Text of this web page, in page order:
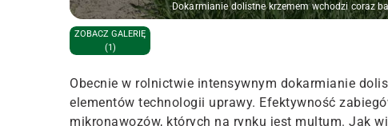
Dokarmianie dolistne krzemem wchodzi coraz
ZOBACZ GALERIĘ
(1)
Obecnie w rolnictwie intensywnym dokarmianie
elementów technologii uprawy. Efektywność
mikronawozów, których na rynku jest multum. Jak